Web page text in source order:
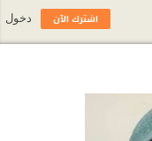
اشترك الآن دخول